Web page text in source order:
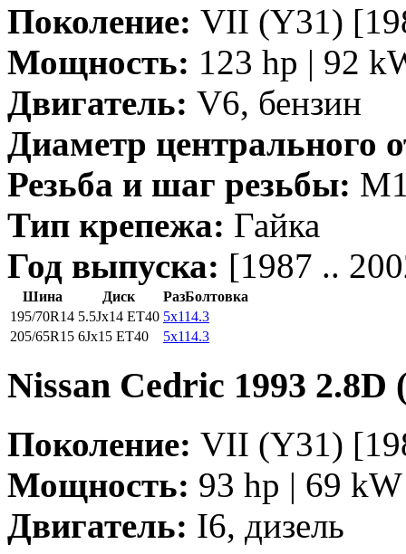
Поколение: VII (Y31)
Мощность: 123 hp | 92
Двигатель: V6, бензин
Диаметр центрального
Резьба и шаг резьбы:
Тип крепежа: Гайка
Год выпуска: [1987 ..
Шина Диск
РазБолтовка
195/70R14 5.5Jx14 ET40 5x114.3
205/65R15 6Jx15 ET40 5x114.3
Nissan Cedric 1993 2.8D
Поколение: VII (Y31)
Мощность: 93 hp | 69
Двигатель: I6, дизель